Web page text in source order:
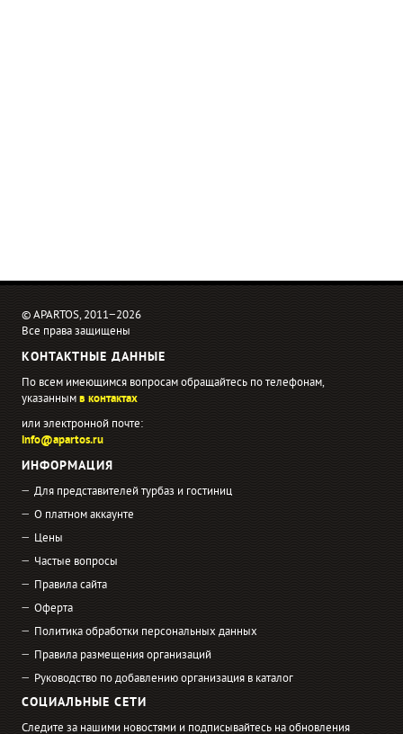
© APARTOS, 2011−2026
Все права защищены
КОНТАКТНЫЕ ДАННЫЕ
По всем имеющимся вопросам обращайтесь по телефонам,
указаннымв контактах
или электронной почте:
info@apartos.ru
ИНФОРМАЦИЯ
Для представителей турбаз и гостиниц
О платном аккаунте
Цены
Частые вопросы
Правила сайта
Оферта
Политика обработки персональных данных
Правила размещения организаций
Руководство по добавлению организация в каталог
СОЦИАЛЬНЫЕ СЕТИ
Следите за нашими новостями и подписывайтесь на обновления